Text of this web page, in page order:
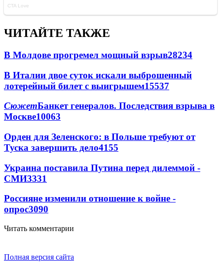
ЧИТАЙТЕ ТАКЖЕ
В Молдове прогремел мощный взрыв28234
В Италии двое суток искали выброшенный
лотерейный билет с выигрышем15537
СюжетБанкет генералов. Последствия взрыва в
Москве10063
Орден для Зеленского: в Польше требуют от
Туска завершить дело4155
Украина поставила Путина перед дилеммой -
СМИ3331
Россияне изменили отношение к войне -
опрос3090
Читать комментарии
Полная версия сайта